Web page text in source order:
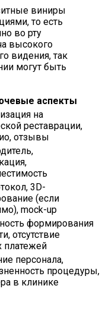
виниры
то есть
во рту
высокого
видения, так
могут быть
аспекты
на
реставрации,
отзывы
3D-
(если
mock-up
формирования
отсутствие
платежей
персонала,
процедуры,
в клинике